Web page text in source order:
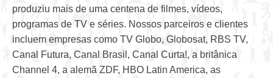
produziu mais de uma centena de filmes, vídeos,
programas de TV e séries. Nossos parceiros e clientes
incluem empresas como TV Globo, Globosat, RBS TV,
Canal Futura, Canal Brasil, Canal Curta!, a britânica
Channel 4, a alemã ZDF, HBO Latin America, as